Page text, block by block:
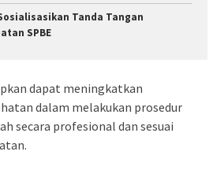
Tanda Tangan
SPBE
dapat meningkatkan
dalam melakukan prosedur
secara profesional dan sesuai